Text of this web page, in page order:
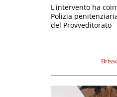
L'intervento ha
Polizia
del Provveditorato